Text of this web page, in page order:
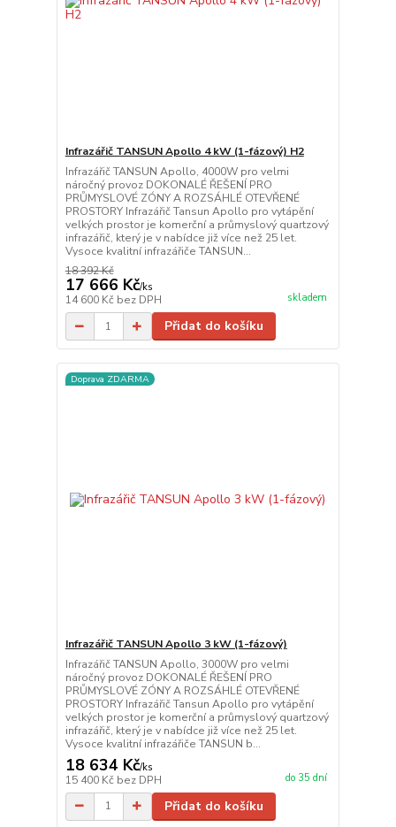
Infrazářič TANSUN Apollo 4 kW (1-fázový) H2
Infrazářič TANSUN Apollo, 4000W pro velmi
náročný provoz DOKONALÉ ŘEŠENÍ PRO
PRŮMYSLOVÉ ZÓNY A ROZSÁHLÉ OTEVŘENÉ
PROSTORY Infrazářič Tansun Apollo pro vytápění
velkých prostor je komerční a průmyslový quartzový
infrazářič, který je v nabídce již více než 25 let.
Vysoce kvalitní infrazářiče TANSUN...
18 392 Kč
17 666 Kč/ks
14 600 Kč bez DPH skladem
Přidat do košíku
Doprava ZDARMA
Infrazářič TANSUN Apollo 3 kW (1-fázový)
Infrazářič TANSUN Apollo, 3000W pro velmi
náročný provoz DOKONALÉ ŘEŠENÍ PRO
PRŮMYSLOVÉ ZÓNY A ROZSÁHLÉ OTEVŘENÉ
PROSTORY Infrazářič Tansun Apollo pro vytápění
velkých prostor je komerční a průmyslový quartzový
infrazářič, který je v nabídce již více než 25 let.
Vysoce kvalitní infrazářiče TANSUN b...
18 634 Kč/ks
15 400 Kč bez DPH do 35 dní
Přidat do košíku